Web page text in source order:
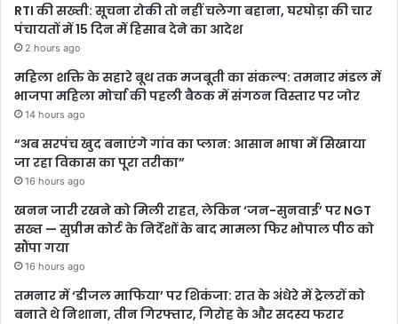
RTI की सख्ती: सूचना रोकी तो नहीं चलेगा बहाना, घरघोड़ा की चार
पंचायतों में 15 दिन में हिसाब देने का आदेश
2 hours ago
महिला शक्ति के सहारे बूथ तक मजबूती का संकल्प: तमनार मंडल में
भाजपा महिला मोर्चा की पहली बैठक में संगठन विस्तार पर जोर
14 hours ago
“अब सरपंच खुद बनाएंगे गांव का प्लान: आसान भाषा में सिखाया
जा रहा विकास का पूरा तरीका”
16 hours ago
खनन जारी रखने को मिली राहत, लेकिन ‘जन-सुनवाई’ पर NGT
सख्त — सुप्रीम कोर्ट के निर्देशों के बाद मामला फिर भोपाल पीठ को
सौंपा गया
16 hours ago
तमनार में ‘डीजल माफिया’ पर शिकंजा: रात के अंधेरे में ट्रेलरों को
बनाते थे निशाना, तीन गिरफ्तार, गिरोह के और सदस्य फरार